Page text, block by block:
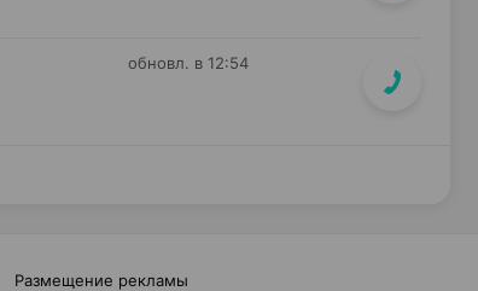
обновл. в 12:54
Размещение рекламы